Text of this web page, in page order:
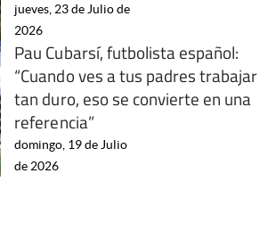
jueves, 23 de Julio de
2026
Pau Cubarsí, futbolista español:
“Cuando ves a tus padres trabajar
tan duro, eso se convierte en una
referencia”
domingo, 19 de Julio
de 2026